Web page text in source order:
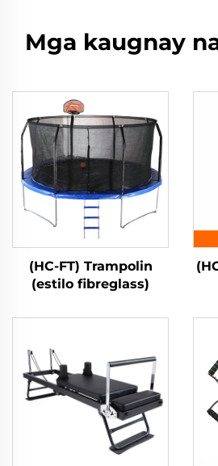
Mga kaugnay
(HC-FT) Trampolin
(estilo fibreglass)